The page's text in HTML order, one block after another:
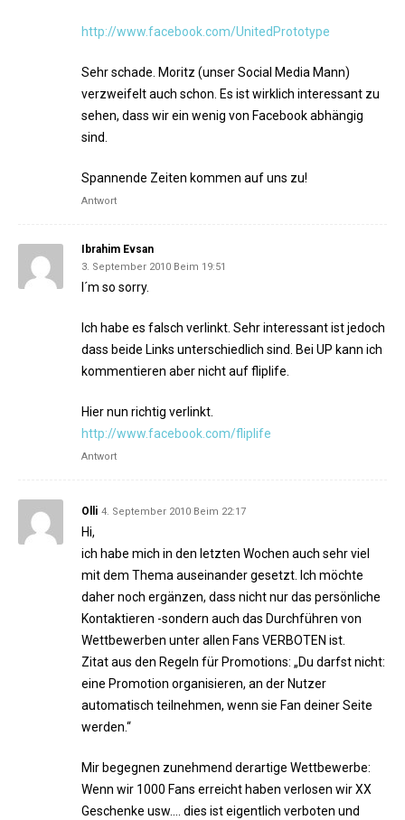
http://www.facebook.com/UnitedPrototype
Sehr schade. Moritz (unser Social Media Mann)
verzweifelt auch schon. Es ist wirklich interessant zu
sehen, dass wir ein wenig von Facebook abhängig
sind.
Spannende Zeiten kommen auf uns zu!
Antwort
Ibrahim Evsan
3. September 2010 Beim 19:51
I´m so sorry.
Ich habe es falsch verlinkt. Sehr interessant ist jedoch
dass beide Links unterschiedlich sind. Bei UP kann ich
kommentieren aber nicht auf fliplife.
Hier nun richtig verlinkt.
http://www.facebook.com/fliplife
Antwort
Olli 4. September 2010 Beim 22:17
Hi,
ich habe mich in den letzten Wochen auch sehr viel
mit dem Thema auseinander gesetzt. Ich möchte
daher noch ergänzen, dass nicht nur das persönliche
Kontaktieren -sondern auch das Durchführen von
Wettbewerben unter allen Fans VERBOTEN ist.
Zitat aus den Regeln für Promotions: „Du darfst nicht:
eine Promotion organisieren, an der Nutzer
automatisch teilnehmen, wenn sie Fan deiner Seite
werden.“
Mir begegnen zunehmend derartige Wettbewerbe:
Wenn wir 1000 Fans erreicht haben verlosen wir XX
Geschenke usw…. dies ist eigentlich verboten und